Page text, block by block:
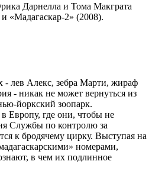
Дарнелла и Тома Макграта
«Мадагаскар-2» (2008).
- лев Алекс, зебра Марти, жираф
- никак не может вернуться из
йоркский зоопарк.
Европу, где они, чтобы не
Службы по контролю за
к бродячему цирку. Выступая на
номерами,
в чем их подлинное